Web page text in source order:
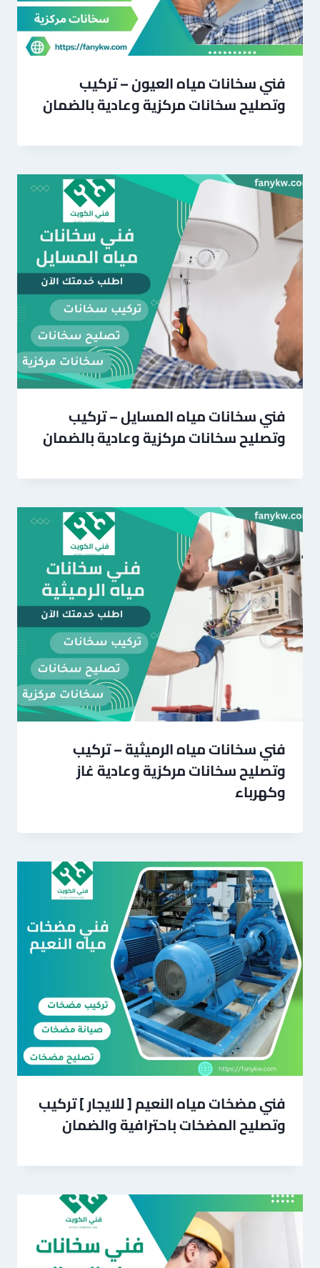
فني سخانات مياه العيون – تركيب
وتصليح سخانات مركزية وعادية بالضمان
فني سخانات مياه المسايل – تركيب
وتصليح سخانات مركزية وعادية بالضمان
فني سخانات مياه الرميثية – تركيب
وتصليح سخانات مركزية وعادية غاز
وكهرباء
فني مضخات مياه النعيم [ للايجار ] تركيب
وتصليح المضخات باحترافية والضمان